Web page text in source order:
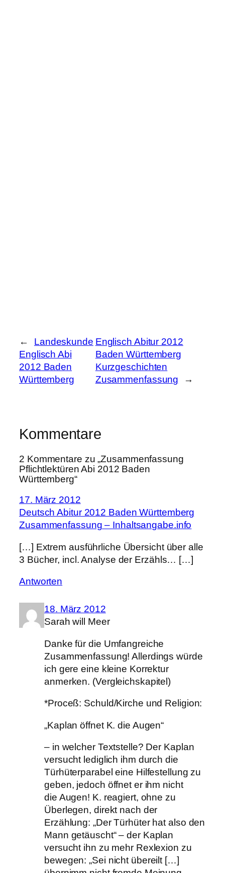
←
Landeskunde
Englisch Abi
2012 Baden
Württemberg
Englisch Abitur 2012
Baden Württemberg
Kurzgeschichten
Zusammenfassung
→
Kommentare
2 Kommentare zu „Zusammenfassung
Pflichtlektüren Abi 2012 Baden
Württemberg“
17. März 2012
Deutsch Abitur 2012 Baden Württemberg
Zusammenfassung – Inhaltsangabe.info
[…] Extrem ausführliche Übersicht über alle
3 Bücher, incl. Analyse der Erzähls… […]
Antworten
18. März 2012
Sarah will Meer
Danke für die Umfangreiche
Zusammenfassung! Allerdings würde
ich gere eine kleine Korrektur
anmerken. (Vergleichskapitel)
*Proceß: Schuld/Kirche und Religion:
„Kaplan öffnet K. die Augen“
– in welcher Textstelle? Der Kaplan
versucht lediglich ihm durch die
Türhüterparabel eine Hilfestellung zu
geben, jedoch öffnet er ihm nicht
die Augen! K. reagiert, ohne zu
Überlegen, direkt nach der
Erzählung: „Der Türhüter hat also den
Mann getäuscht“ – der Kaplan
versucht ihn zu mehr Rexlexion zu
bewegen: „Sei nicht übereilt […]